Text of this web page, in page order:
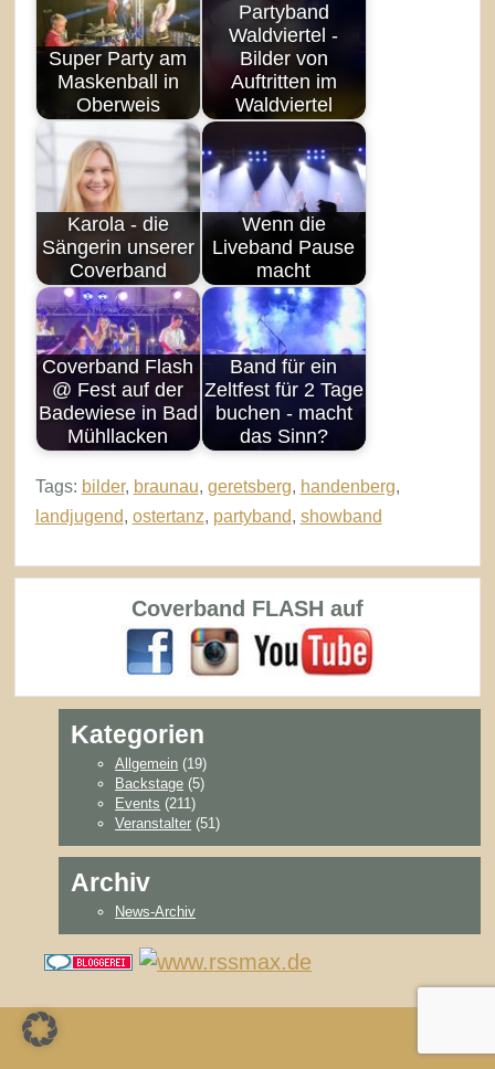
Super Party am
Maskenball in
Oberweis
Partyband
Waldviertel -
Bilder von
Auftritten im
Waldviertel
Karola - die
Sängerin unserer
Coverband
Wenn die
Liveband Pause
macht
Coverband Flash
@ Fest auf der
Badewiese in Bad
Mühllacken
Band für ein
Zeltfest für 2 Tage
buchen - macht
das Sinn?
Tags: bilder, braunau, geretsberg, handenberg,
landjugend, ostertanz, partyband, showband
Coverband FLASH auf
Kategorien
Allgemein (19)
Backstage (5)
Events (211)
Veranstalter (51)
Archiv
News-Archiv